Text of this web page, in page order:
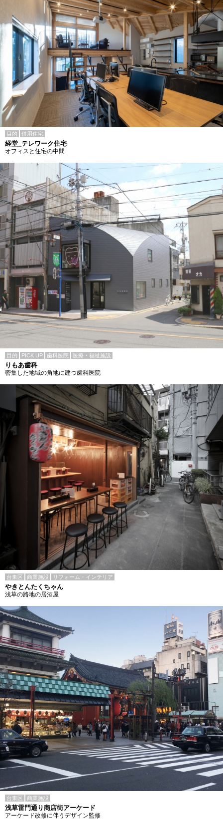
目的 併用住宅
経堂_テレワーク住宅
オフィスと住宅の中間
目的 PICK UP 歯科医院 医療・福祉施設
りもあ歯科
密集した地域の角地に建つ歯科医院
台東区 商業施設 リフォーム・インテリア
やきとんたくちゃん
浅草の路地の居酒屋
台東区 商業施設
浅草雷門通り商店街アーケード
アーケード改修に伴うデザイン監修